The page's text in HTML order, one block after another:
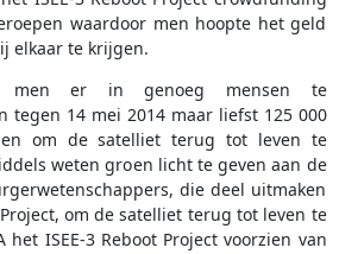
waardoor men hoopte het geld
elkaar te krijgen.
men er in genoeg mensen te
tegen 14 mei 2014 maar liefst 125 000
om de satelliet terug tot leven te
weten groen licht te geven aan de
die deel uitmaken
om de satelliet terug tot leven te
het ISEE-3 Reboot Project voorzien van